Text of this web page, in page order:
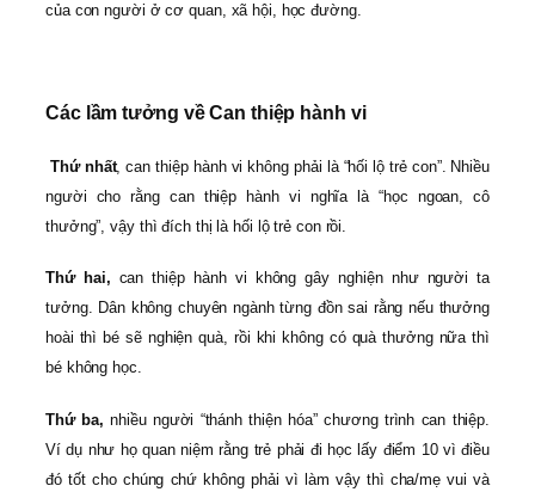
của con người ở cơ quan, xã hội, học đường.
Các lầm tưởng về Can thiệp hành vi
Thứ nhất, can thiệp hành vi không phải là “hối lộ trẻ con”. Nhiều
người cho rằng can thiệp hành vi nghĩa là “học ngoan, cô
thưởng”, vậy thì đích thị là hối lộ trẻ con rồi.
Thứ hai, can thiệp hành vi không gây nghiện như người ta
tưởng. Dân không chuyên ngành từng đồn sai rằng nếu thưởng
hoài thì bé sẽ nghiện quà, rồi khi không có quà thưởng nữa thì
bé không học.
Thứ ba,nhiều người “thánh thiện hóa” chương trình can thiệp.
Ví dụ như họ quan niệm rằng trẻ phải đi học lấy điểm 10 vì điều
đó tốt cho chúng chứ không phải vì làm vậy thì cha/mẹ vui và